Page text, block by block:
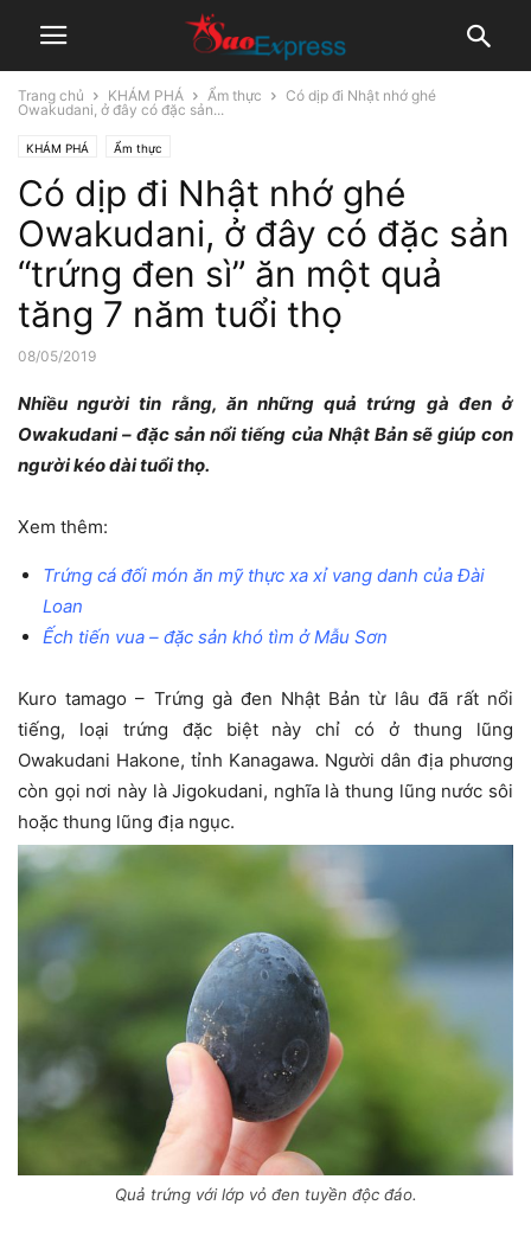
Trang chủ KHÁM PHÁ Ẩm thực
Có dịp đi Nhật nhớ ghé
Owakudani, ở đây có đặc sản...
KHÁM PHÁ Ẩm thực
Có dịp đi Nhật nhớ ghé
Owakudani, ở đây có đặc sản
“trứng đen sì” ăn một quả
tăng 7 năm tuổi thọ
08/05/2019
Nhiều người tin rằng, ăn những quả trứng gà đen ở
Owakudani – đặc sản nổi tiếng của Nhật Bản sẽ giúp con
người kéo dài tuổi thọ.
Xem thêm:
Trứng cá đối món ăn mỹ thực xa xỉ vang danh của Đài
Loan
Ếch tiến vua – đặc sản khó tìm ở Mẫu Sơn
Kuro tamago – Trứng gà đen Nhật Bản từ lâu đã rất nổi
tiếng, loại trứng đặc biệt này chỉ có ở thung lũng
Owakudani Hakone, tỉnh Kanagawa. Người dân địa phương
còn gọi nơi này là Jigokudani, nghĩa là thung lũng nước sôi
hoặc thung lũng địa ngục.
Quả trứng với lớp vỏ đen tuyền độc đáo.